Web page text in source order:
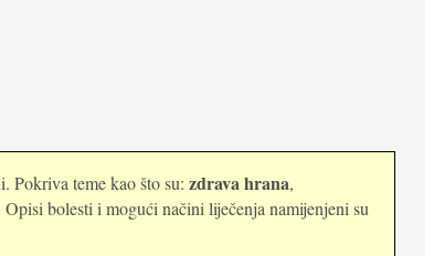
Pokriva teme kao što su: zdrava hrana,
Opisi bolesti i mogući načini liječenja namijenjeni su